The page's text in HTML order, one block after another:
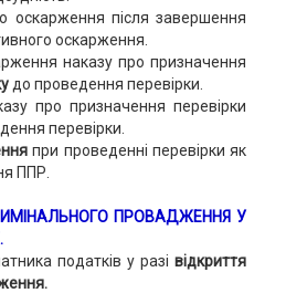
оскарження після завершення
оскарження.
наказу про призначення
до проведення перевірки.
про призначення перевірки
перевірки.
при проведенні перевірки як
ППР.
ПРОВАДЖЕННЯ У
податків у разівідкриття